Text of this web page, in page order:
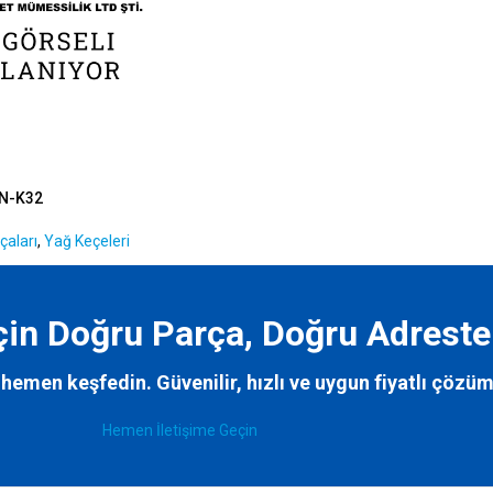
K32
, Yağ Keçeleri
Doğru Parça, Doğru
keşfedin. Güvenilir, hızlı ve uygun fiyatlı
Hemen İletişime Geçin